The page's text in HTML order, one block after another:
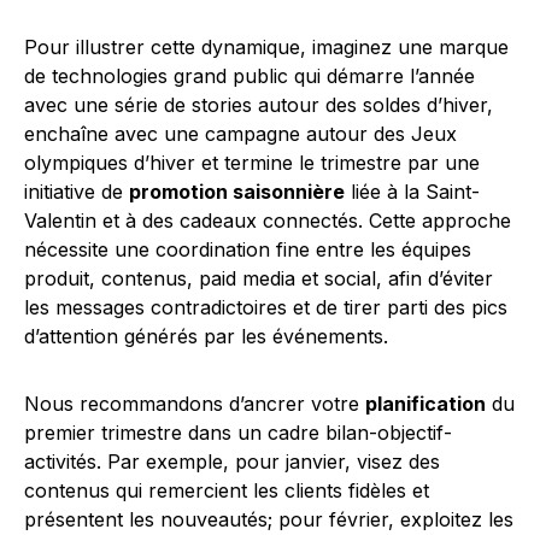
Pour illustrer cette dynamique, imaginez une marque
de technologies grand public qui démarre l’année
avec une série de stories autour des soldes d’hiver,
enchaîne avec une campagne autour des Jeux
olympiques d’hiver et termine le trimestre par une
initiative de promotion saisonnière liée à la Saint-
Valentin et à des cadeaux connectés. Cette approche
nécessite une coordination fine entre les équipes
produit, contenus, paid media et social, afin d’éviter
les messages contradictoires et de tirer parti des pics
d’attention générés par les événements.
Nous recommandons d’ancrer votre planification du
premier trimestre dans un cadre bilan-objectif-
activités. Par exemple, pour janvier, visez des
contenus qui remercient les clients fidèles et
présentent les nouveautés; pour février, exploitez les